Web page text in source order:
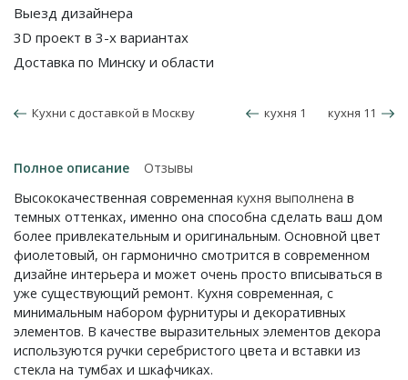
Выезд дизайнера
3D проект в 3-х вариантах
Доставка по Минску и области
Кухни с доставкой в Москву кухня 1 кухня 11
Полное описание
Отзывы
Высококачественная современная кухня выполнена в
темных оттенках, именно она способна сделать ваш дом
более привлекательным и оригинальным. Основной цвет
фиолетовый, он гармонично смотрится в современном
дизайне интерьера и может очень просто вписываться в
уже существующий ремонт. Кухня современная, с
минимальным набором фурнитуры и декоративных
элементов. В качестве выразительных элементов декора
используются ручки серебристого цвета и вставки из
стекла на тумбах и шкафчиках.